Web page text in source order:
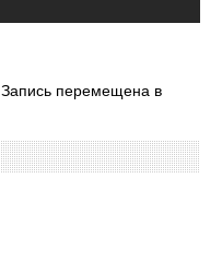
Запись перемещена в